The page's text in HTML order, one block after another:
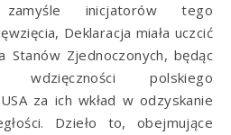
inicjatorów tego
Deklaracja miała uczcić
Stanów Zjednoczonych, będąc
wdzięczności polskiego
za ich wkład w odzyskanie
Dzieło to, obejmujące